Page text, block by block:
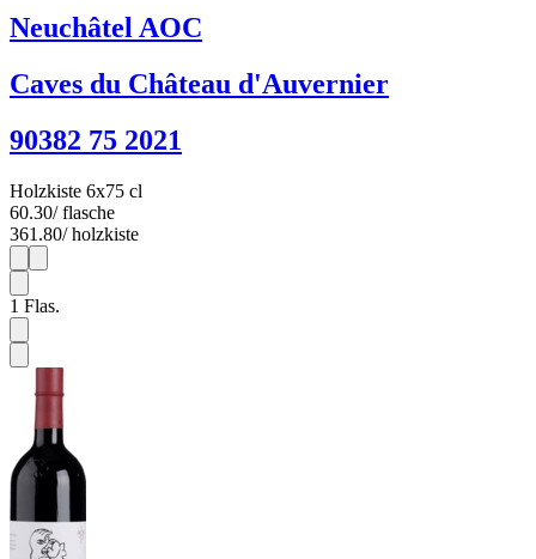
Neuchâtel AOC
Caves du Château d'Auvernier
90382 75 2021
Holzkiste 6x75 cl
60.30/ flasche
361.80/ holzkiste
1
1 Flas.